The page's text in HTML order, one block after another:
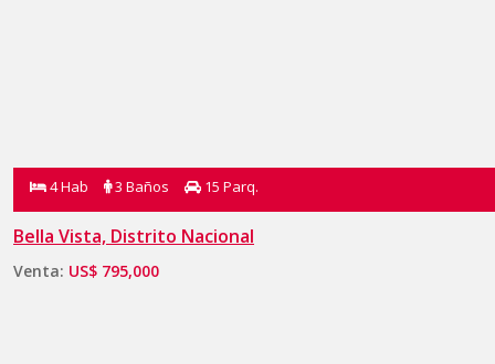
4 Hab 3 Baños 15 Parq.
Bella Vista, Distrito Nacional
Venta: US$ 795,000